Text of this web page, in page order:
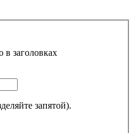
в заголовках
запятой).